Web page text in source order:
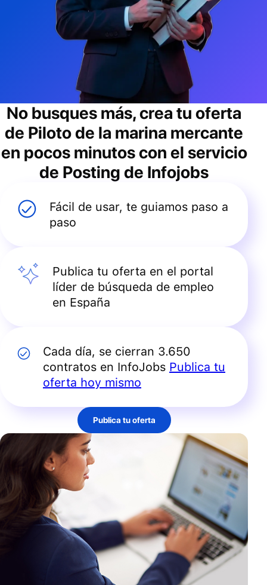
No busques más, crea tu oferta
de Piloto de la marina mercante
en pocos minutos con el servicio
de Posting de Infojobs
Fácil de usar, te guiamos paso a
paso
Publica tu oferta en el portal
líder de búsqueda de empleo
en España
Cada día, se cierran 3.650
contratos en InfoJobs Publica tu
oferta hoy mismo
Publica tu oferta